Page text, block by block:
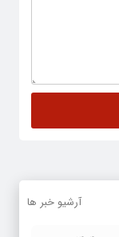
آرشیو خبر ها